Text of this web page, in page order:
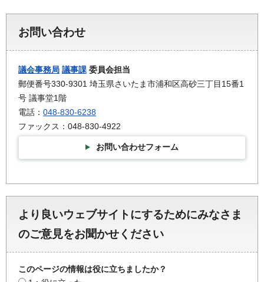
お問い合わせ
議会事務局 議事課 委員会担当
郵便番号330-9301 埼玉県さいたま市浦和区高砂三丁目15番1
号 議事堂1階
電話： 048-830-6238
ファックス：048-830-4922
お問い合わせフォーム
より良いウェブサイトにするためにみなさま
のご意見をお聞かせください
このページの情報は役に立ちましたか？